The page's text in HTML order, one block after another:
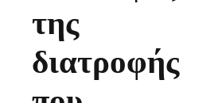
της
διατροφής